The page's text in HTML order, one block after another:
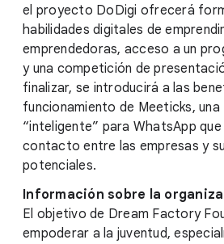
el proyecto DoDigi ofrecerá
habilidades digitales de
emprendedoras, acceso a un
y una competición de
finalizar, se introducirá a las
funcionamiento de Meeticks, una
“inteligente” para WhatsApp
contacto entre las empresas y
potenciales.
Información sobre la
El objetivo de Dream Factory
empoderar a la juventud,